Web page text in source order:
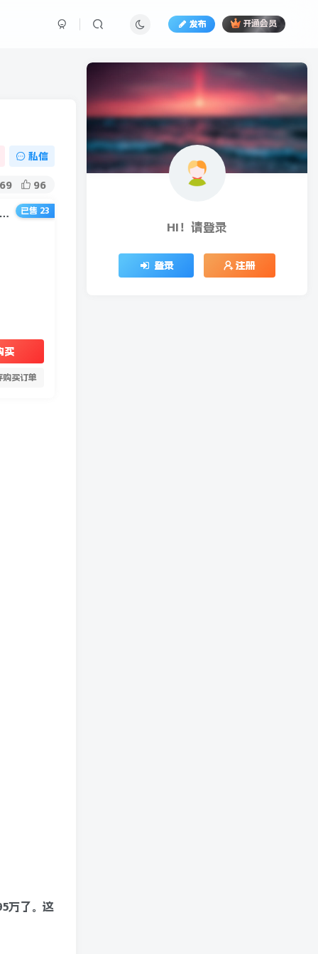
发布 开通会员
私信
96
（981期）抖音橱窗训练营重磅推荐：月佣金395万，连续21天上榜（全套课程）
买
购买订单
已售 23
万了。这
HI！请登录
登录 注册